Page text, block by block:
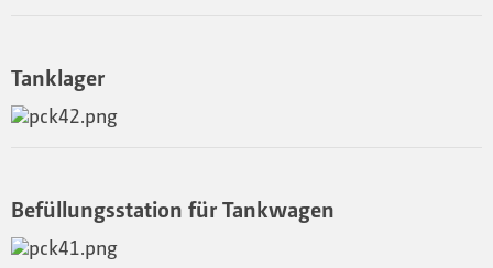
Tanklager
Befüllungsstation für Tankwagen